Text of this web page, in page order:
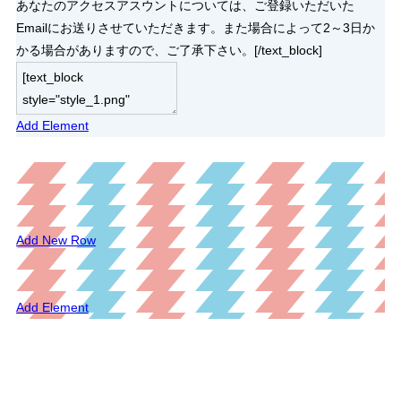
あなたのアクセスアスウントについては、ご登録いただいた
Emailにお送りさせていただきます。また場合によって2～3日か
かる場合がありますので、ご了承下さい。[/text_block]
Add Element
Add New Row
Add Element